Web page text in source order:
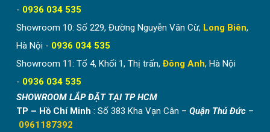
Vách dùng ngăn giữa phòng khách với phòng thờ đảm
- 0936 034 535
Showroom 10: Số 229, Đường Nguyễn Văn Cừ, Long Biên,
Hà Nội - 0936 034 535
Showroom 11: Tổ 4, Khối 1, Thị trấn, Đông Anh, Hà Nội
- 0936 034 535
SHOWROOM LẮP ĐẶT TẠI TP HCM
TP – Hồ Chí Minh : Số 383 Kha Vạn Cân – Quận Thủ Đức –
0961187392